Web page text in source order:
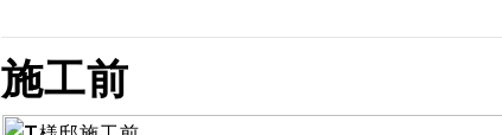
施工前